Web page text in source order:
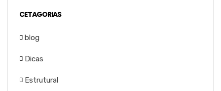
CETAGORIAS
blog
Dicas
Estrutural